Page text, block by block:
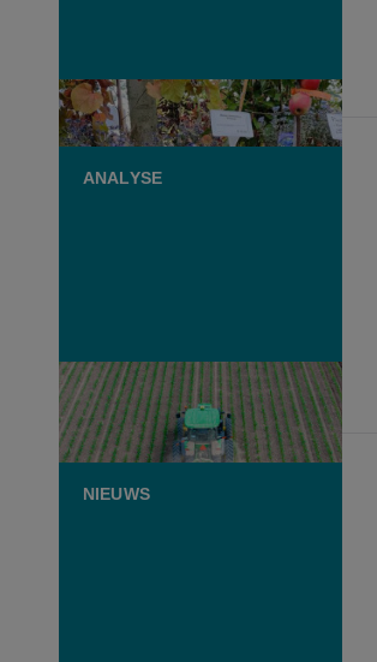
ANALYSE
NIEUWS